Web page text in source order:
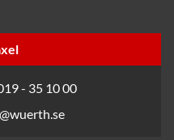
- 35 10 00